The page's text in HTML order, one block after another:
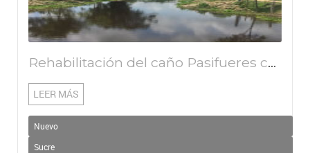
Rehabilitación del caño Pasifueres como medida adaptativa frente al cambio climático, en el municipio de San Benito Abad, departamento de Sucre, Colombia
LEER MÁS
Nuevo
Sucre